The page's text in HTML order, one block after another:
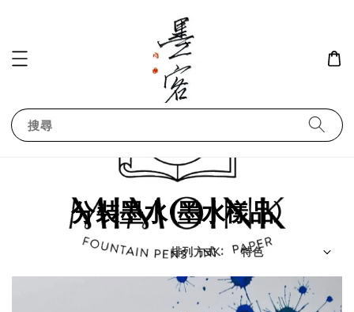
搜尋
分裝墨水(墨水樣品)
排列方式 :